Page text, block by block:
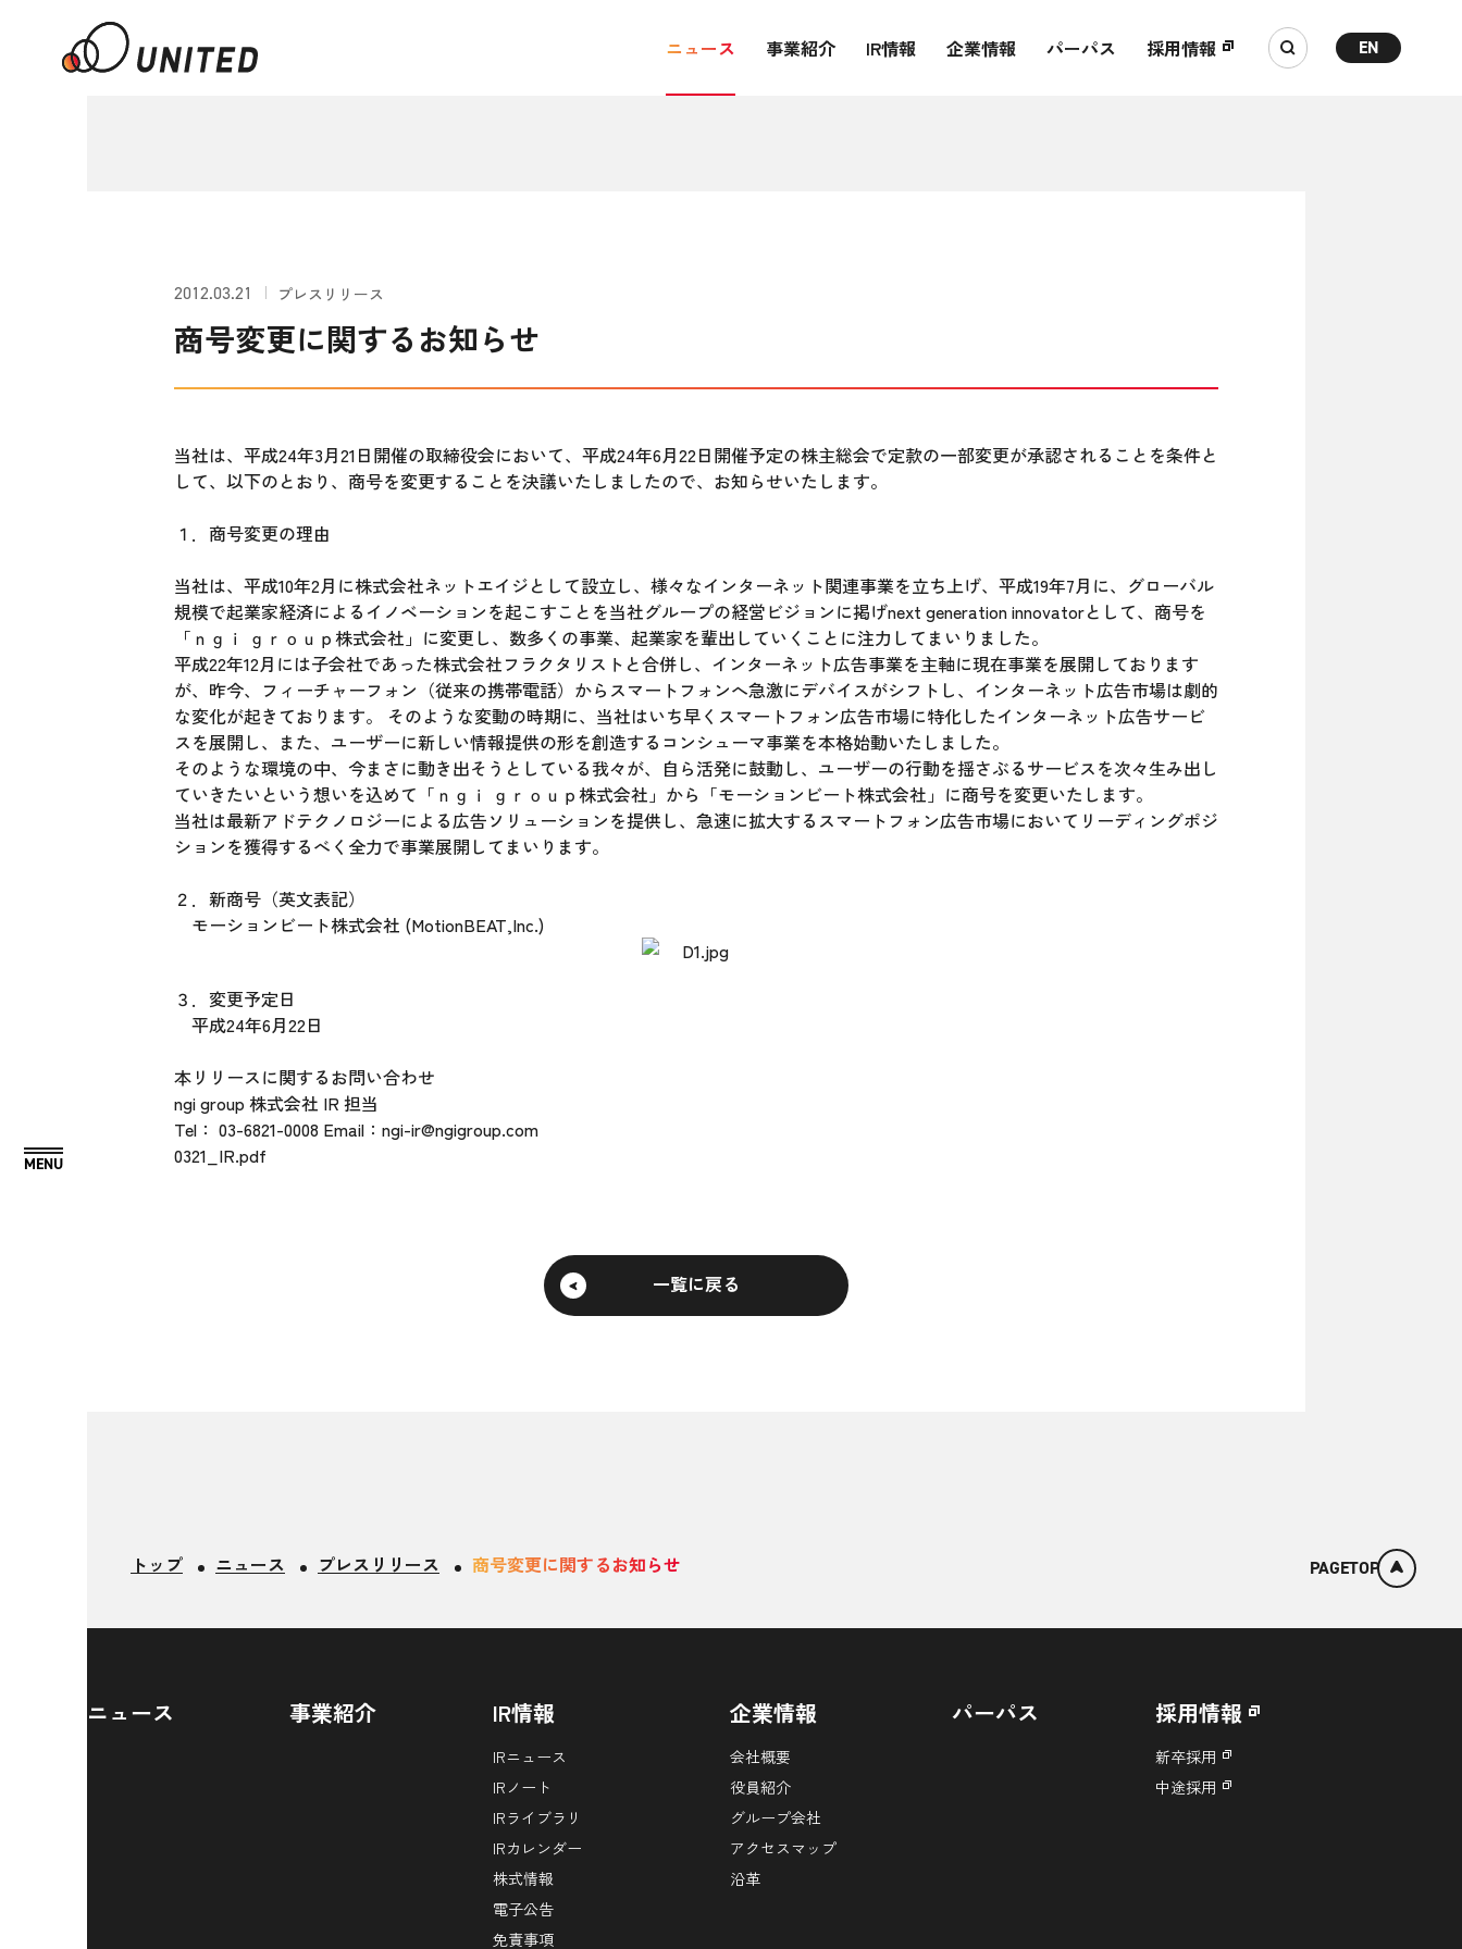
ニュース 事業紹介 IR情報 企業情報 パーパス 採用情報 EN
2012.03.21 プレスリリース
商号変更に関するお知らせ
当社は、平成24年3月21日開催の取締役会において、平成24年6月22日開催予定の株主総会で定款の一部変更が承認されることを条件と
して、以下のとおり、商号を変更することを決議いたしましたので、お知らせいたします。
１．商号変更の理由
当社は、平成10年2月に株式会社ネットエイジとして設立し、様々なインターネット関連事業を立ち上げ、平成19年7月に、グローバル
規模で起業家経済によるイノベーションを起こすことを当社グループの経営ビジョンに掲げnext generation innovatorとして、商号を
「ｎｇｉ ｇｒｏｕｐ株式会社」に変更し、数多くの事業、起業家を輩出していくことに注力してまいりました。
平成22年12月には子会社であった株式会社フラクタリストと合併し、インターネット広告事業を主軸に現在事業を展開しております
が、昨今、フィーチャーフォン（従来の携帯電話）からスマートフォンへ急激にデバイスがシフトし、インターネット広告市場は劇的
な変化が起きております。 そのような変動の時期に、当社はいち早くスマートフォン広告市場に特化したインターネット広告サービ
スを展開し、また、ユーザーに新しい情報提供の形を創造するコンシューマ事業を本格始動いたしました。
そのような環境の中、今まさに動き出そうとしている我々が、自ら活発に鼓動し、ユーザーの行動を揺さぶるサービスを次々生み出し
ていきたいという想いを込めて「ｎｇｉ ｇｒｏｕｐ株式会社」から「モーションビート株式会社」に商号を変更いたします。
当社は最新アドテクノロジーによる広告ソリューションを提供し、急速に拡大するスマートフォン広告市場においてリーディングポジ
ションを獲得するべく全力で事業展開してまいります。
２．新商号（英文表記）
モーションビート株式会社 (MotionBEAT,Inc.)
３．変更予定日
平成24年6月22日
本リリースに関するお問い合わせ
ngi group 株式会社 IR 担当
Tel： 03-6821-0008 Email：ngi-ir@ngigroup.com
0321_IR.pdf
一覧に戻る
トップ ニュース プレスリリース 商号変更に関するお知らせ PAGETOP
ニュース 事業紹介 IR情報
IRニュース
IRノート
IRライブラリ
IRカレンダー
株式情報
電子公告
免責事項
企業情報
会社概要
役員紹介
グループ会社
アクセスマップ
沿革
パーパス 採用情報
新卒採用
中途採用